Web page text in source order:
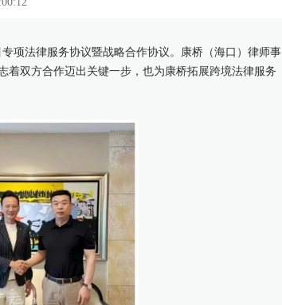
项法律服务协议暨战略合作协议。康桥（海口）律师事
着双方合作迈出关键一步，也为康桥拓展跨境法律服务